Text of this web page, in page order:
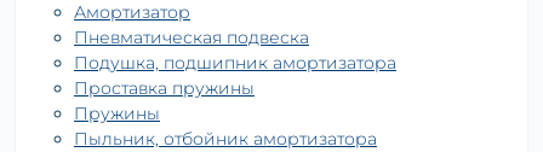
Амортизатор
Пневматическая подвеска
Подушка, подшипник амортизатора
Проставка пружины
Пружины
Пыльник, отбойник амортизатора